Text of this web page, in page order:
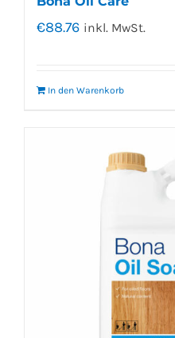
€88.76 inkl. MwSt.
In den Warenkorb